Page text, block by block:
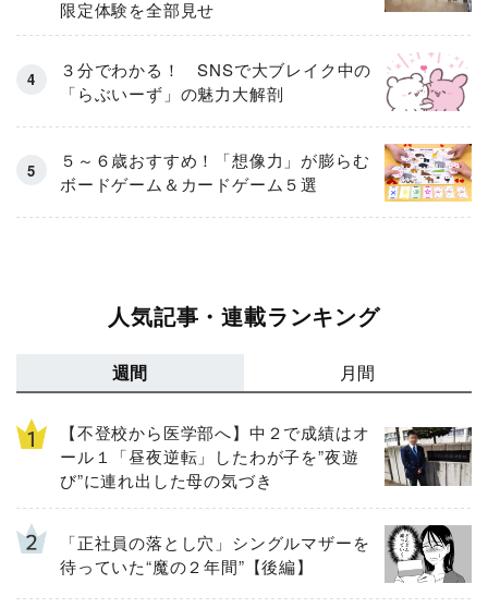
限定体験を全部見せ
３分でわかる！ SNSで大ブレイク中の
「らぶいーず」の魅力大解剖
５～６歳おすすめ！「想像力」が膨らむ
ボードゲーム＆カードゲーム５選
人気記事・連載ランキング
週間 月間
【不登校から医学部へ】中２で成績はオ
ール１「昼夜逆転」したわが子を”夜遊
び”に連れ出した母の気づき
「正社員の落とし穴」シングルマザーを
待っていた“魔の２年間”【後編】